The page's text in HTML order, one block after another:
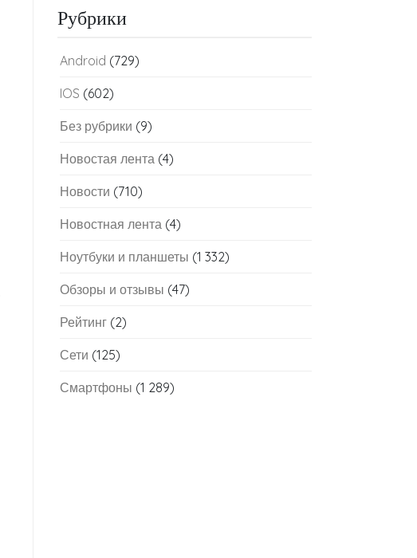
Рубрики
Android (729)
IOS (602)
Без рубрики (9)
Новостая лента (4)
Новости (710)
Новостная лента (4)
Ноутбуки и планшеты (1 332)
Обзоры и отзывы (47)
Рейтинг (2)
Сети (125)
Смартфоны (1 289)